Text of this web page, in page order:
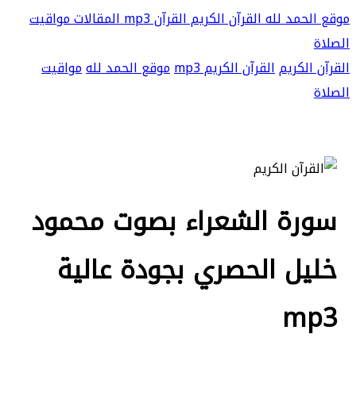
موقع الحمد للهالقرآن الكريمالقرآن mp3 المقالاتمواقيت
الصلاة
القرآن الكريمالقرآن الكريم mp3 موقع الحمد للهمواقيت
الصلاة
سورة الشعراء بصوت محمود
خليل الحصري بجودة عالية
mp3